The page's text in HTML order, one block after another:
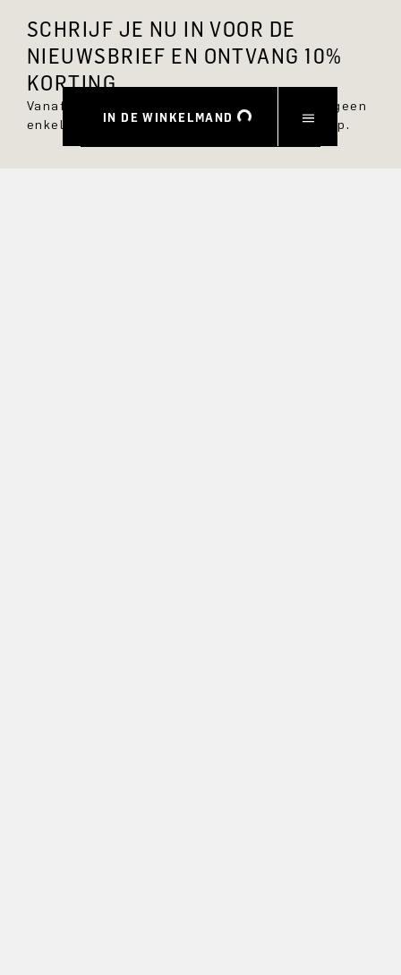
IN DE WINKELMAND
SCHRIJF JE NU IN VOOR DE
NIEUWSBRIEF EN ONTVANG 10%
KORTING.
Vanaf nu ben je altijd op de hoogte en mis je geen
enkele nieuwe stijl in de DRYKORN online shop.